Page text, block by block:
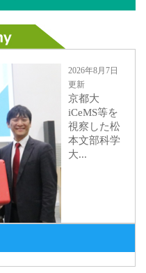
2026年8月7日
更新
京都大
iCeMS等を
視察した松
本文部科学
大...